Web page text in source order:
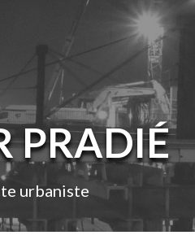
PRADIÉ
urbaniste